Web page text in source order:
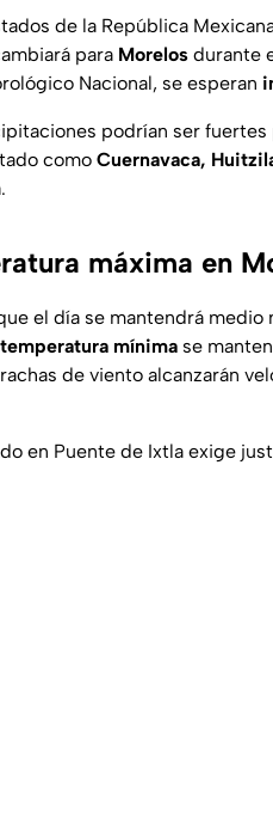
de la República
para Morelos durante
Nacional, se esperan
podrían ser
como Cuernavaca,
máxima en
el día se mantendrá medio
temperatura mínima se
de viento alcanzarán
en Puente de Ixtla exige